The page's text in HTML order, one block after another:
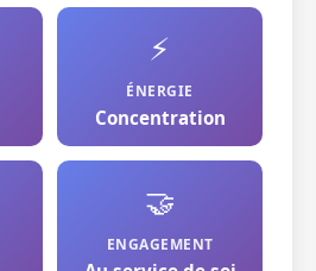
⚡
ÉNERGIE
Concentration
🤝
ENGAGEMENT